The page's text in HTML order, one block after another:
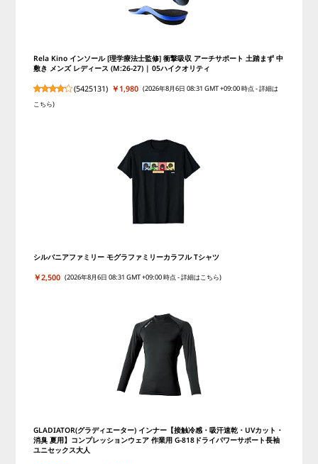
Rela Kino インソール [理学療法士監修] 衝撃吸収 アーチサポート 土踏まず 中
敷き メンズ レディース (M:26-27) | 05ハイクオリティ
(5425131) ￥1,980 (2026年8月6日 08:31 GMT +09:00 時点 -詳細は
こちら)
シルバニアファミリー モグラファミリーカラフル Tシャツ
￥2,500 (2026年8月6日 08:31 GMT +09:00 時点 -詳細はこちら)
GLADIATOR(グラディエーター) インナー【接触冷感・吸汗速乾・UVカット・
消臭 夏用】コンプレッションウェア 作業用 G-818ドライパワーサポート長袖
ユニセックス大人